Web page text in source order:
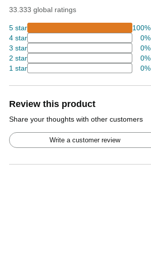
33.333 global ratings
5 star
100%
4 star
0%
3 star
0%
2 star
0%
1 star
0%
Review this product
Share your thoughts with other customers
Write a customer review